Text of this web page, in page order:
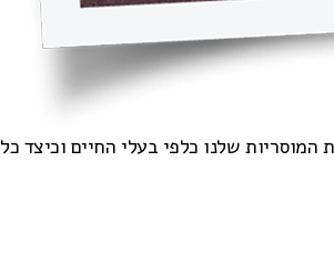
שלנו כלפי בעלי החיים וכיצד כל